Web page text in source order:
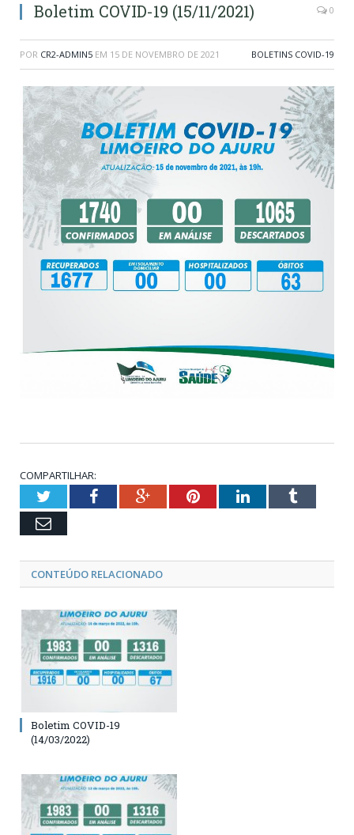
Boletim COVID-19 (15/11/2021) 0
POR CR2-ADMIN5 EM 15 DE NOVEMBRO DE 2021 BOLETINS COVID-19
COMPARTILHAR:
TwitterFacebookGoogle+PinterestLinkedInTumblr
Email
CONTEÚDO RELACIONADO
Boletim COVID-19
(14/03/2022)